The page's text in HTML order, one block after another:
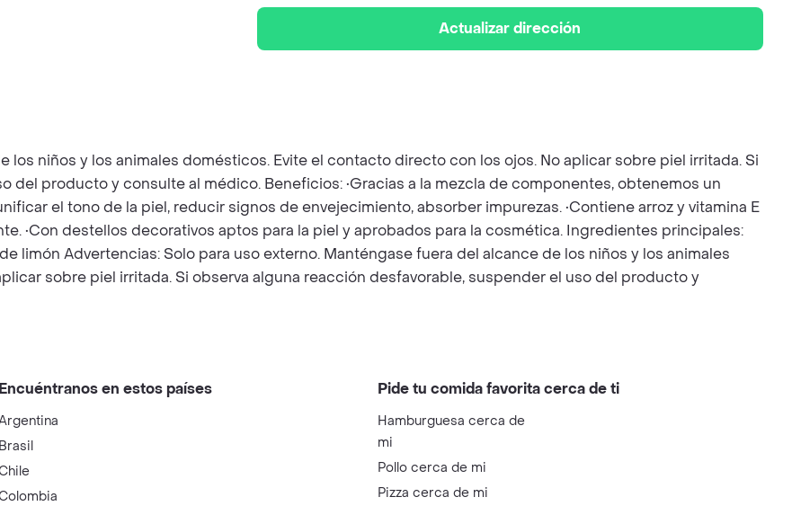
Actualizar dirección
los niños y los animales domésticos. Evite el contacto directo con los ojos. No aplicar sobre piel irritada. Si
del producto y consulte al médico. Beneficios: •Gracias a la mezcla de componentes, obtenemos un
el tono de la piel, reducir signos de envejecimiento, absorber impurezas. •Contiene arroz y vitamina E
•Con destellos decorativos aptos para la piel y aprobados para la cosmética. Ingredientes principales:
limón Advertencias: Solo para uso externo. Manténgase fuera del alcance de los niños y los animales
sobre piel irritada. Si observa alguna reacción desfavorable, suspender el uso del producto y
Encuéntranos en estos países
Brasil
Pide tu comida favorita cerca de ti
Hamburguesa cerca de
mi
Pollo cerca de mi
Pizza cerca de mi